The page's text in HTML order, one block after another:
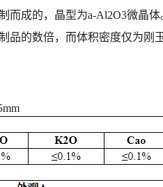
而成的，晶型为a-Al2O3微晶
的数倍，而体积密度仅为刚